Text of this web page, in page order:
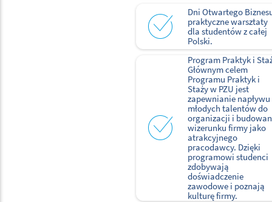
Dni Otwartego
praktyczne warsztaty
dla studentów z całej
Polski.
Program Praktyk i
Głównym celem
Programu Praktyk i
Staży w PZU jest
zapewnianie napływu
młodych talentów do
organizacji i
wizerunku firmy jako
atrakcyjnego
pracodawcy. Dzięki
programowi studenci
zdobywają
doświadczenie
zawodowe i poznają
kulturę firmy.